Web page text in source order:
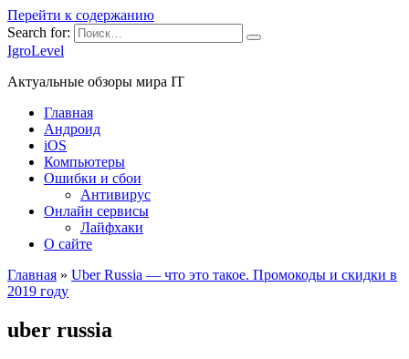
Перейти к содержанию
Search for:
IgroLevel
Актуальные обзоры мира IT
Главная
Андроид
iOS
Компьютеры
Ошибки и сбои
Антивирус
Онлайн сервисы
Лайфхаки
О сайте
Главная » Uber Russia — что это такое. Промокоды и скидки в
2019 году
uber russia